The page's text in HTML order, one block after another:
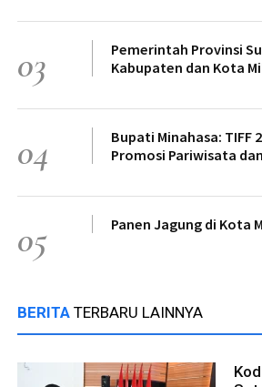
03
Pemerintah Provinsi
Kabupaten dan Kota
04
Bupati Minahasa: TIFF
Promosi Pariwisata
05 Panen Jagung di Kota
BERITA TERBARU LAINNYA